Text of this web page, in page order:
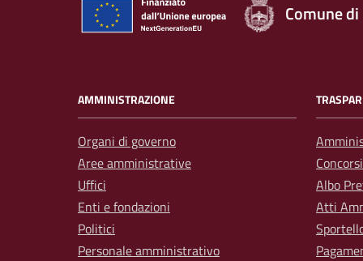
Comune
AMMINISTRAZIONE
Organi di governo
Aree amministrative
Uffici
Enti e fondazioni
Politici
Personale amministrativo
Concorsi
Albo
Atti